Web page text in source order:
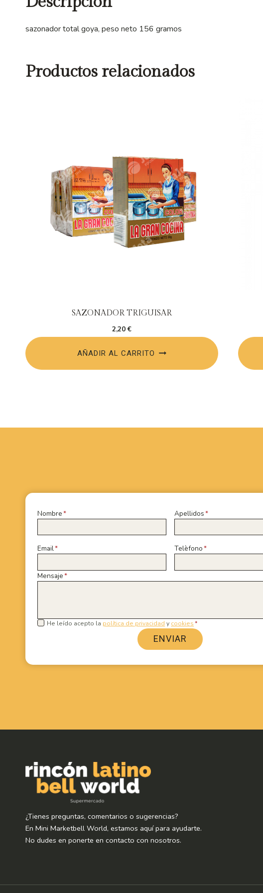
sazonador total goya, peso neto 156 gramos
Productos relacionados
SAZONADOR TRIGUISAR
2,20€
AÑADIR AL CARRITO
Nombre* Apellidos*
Email* Telèfono*
Mensaje*
He leído acepto la política de privacidad y cookies *
ENVIAR
¿Tienes preguntas, comentarios o sugerencias?
En Mini Marketbell World, estamos aquí para ayudarte.
No dudes en ponerte en contacto con nosotros.